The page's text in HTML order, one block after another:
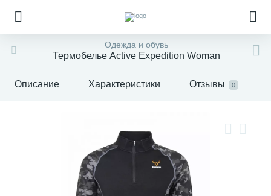
Одежда и обувь
Термобелье Active Expedition Woman
Описание Характеристики Отзывы 0